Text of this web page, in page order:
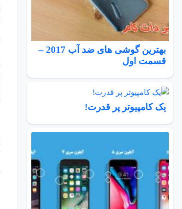
بهترین گوشی های ضد آب 2017 –
قسمت اول
یک کامپیوتر پر قدرت!